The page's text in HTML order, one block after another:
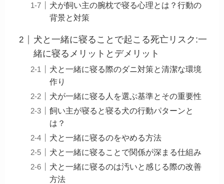
犬が飼い主の腕枕で寝る心理とは？行動の
背景と対策
犬と一緒に寝ることで起こる死亡リスク:一
緒に寝るメリットとデメリット
犬と一緒に寝る際のダニ対策と清潔な環境
作り
犬が一緒に寝る人を選ぶ基準とその重要性
飼い主が寝ると寝る犬の行動パターンと
は？
犬と一緒に寝るのをやめる方法
犬と一緒に寝ることで関係が深まる仕組み
犬と一緒に寝るのは汚いと感じる際の改善
方法